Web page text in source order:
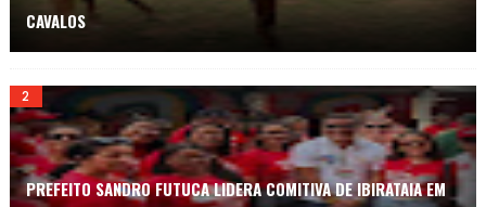
CAVALOS
PREFEITO SANDRO FUTUCA LIDERA COMITIVA DE IBIRATAIA EM